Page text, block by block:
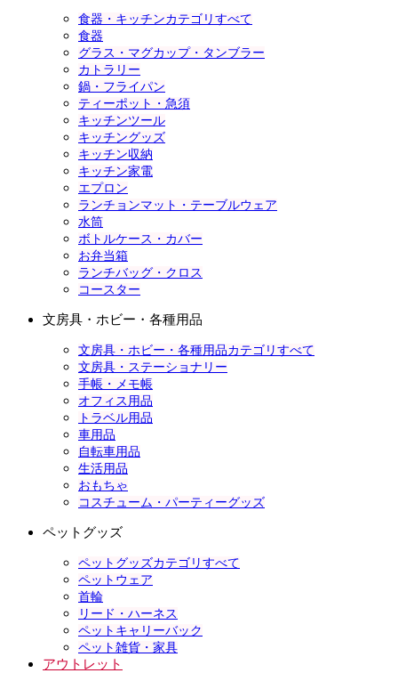
食器・キッチンカテゴリすべて
食器
グラス・マグカップ・タンブラー
カトラリー
鍋・フライパン
ティーポット・急須
キッチンツール
キッチングッズ
キッチン収納
キッチン家電
エプロン
ランチョンマット・テーブルウェア
水筒
ボトルケース・カバー
お弁当箱
ランチバッグ・クロス
コースター
文房具・ホビー・各種用品
文房具・ホビー・各種用品カテゴリすべて
文房具・ステーショナリー
手帳・メモ帳
オフィス用品
トラベル用品
車用品
自転車用品
生活用品
おもちゃ
コスチューム・パーティーグッズ
ペットグッズ
ペットグッズカテゴリすべて
ペットウェア
首輪
リード・ハーネス
ペットキャリーバック
ペット雑貨・家具
アウトレット